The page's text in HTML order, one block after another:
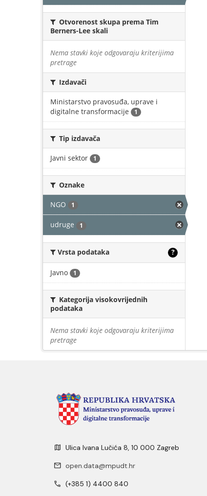
Otvorenost skupa prema Tim
Berners-Lee skali
Nema stavki koje odgovaraju kriterijima
pretrage
Izdavači
Ministarstvo pravosuđa, uprave i
digitalne transformacije
1
Tip izdavača
Javni sektor 1
Oznake
NGO 1
udruge 1
Vrsta podataka ?
Javno 1
Kategorija visokovrijednih
podataka
Nema stavki koje odgovaraju kriterijima
pretrage